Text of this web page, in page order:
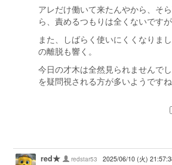
アレだけ働いて来たんやから、そ
ら、責めるつもりは全くないですが
また、しばらく使いにくくなりま
の離脱も響く。
今日の才木は全然見られませんで
を疑問視される方が多いようですね
red★ redstar53 2025/06/10 (火)